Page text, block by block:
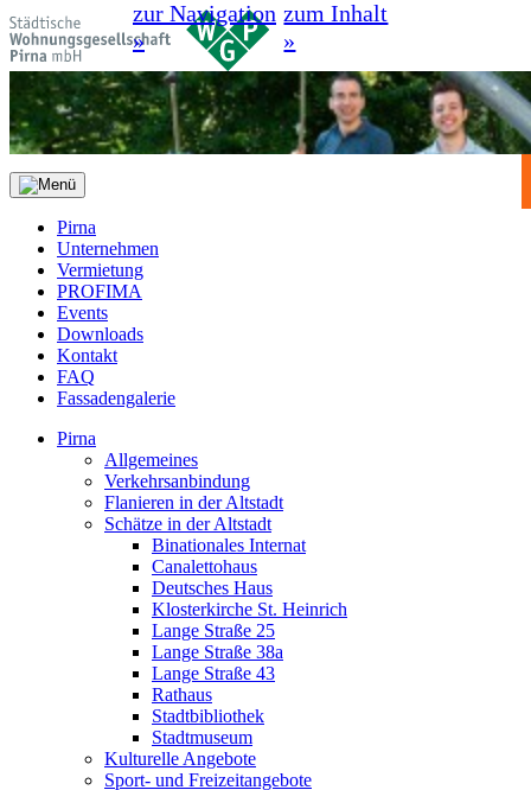
zur Navigation
»
zum Inhalt
»
Pirna
Unternehmen
Vermietung
PROFIMA
Events
Downloads
Kontakt
FAQ
Fassadengalerie
Pirna
Allgemeines
Verkehrsanbindung
Flanieren in der Altstadt
Schätze in der Altstadt
Binationales Internat
Canalettohaus
Deutsches Haus
Klosterkirche St. Heinrich
Lange Straße 25
Lange Straße 38a
Lange Straße 43
Rathaus
Stadtbibliothek
Stadtmuseum
Kulturelle Angebote
Sport- und Freizeitangebote